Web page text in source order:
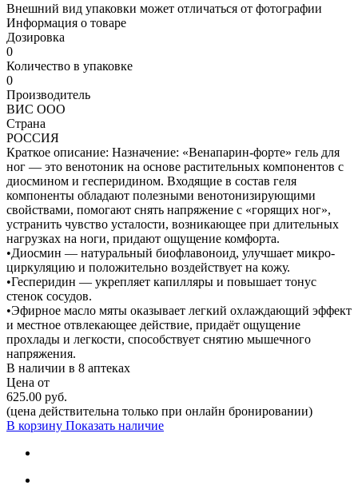
Внешний вид упаковки может отличаться от фотографии
Информация о товаре
Дозировка
0
Количество в упаковке
0
Производитель
ВИС ООО
Страна
РОССИЯ
Краткое описание: Назначение: «Венапарин-форте» гель для
ног — это венотоник на основе растительных компонентов с
диосмином и гесперидином. Входящие в состав геля
компоненты обладают полезными венотонизирующими
свойствами, помогают снять напряжение с «горящих ног»,
устранить чувство усталости, возникающее при длительных
нагрузках на ноги, придают ощущение комфорта.
•Диосмин — натуральный биофлавоноид, улучшает микро-
циркуляцию и положительно воздействует на кожу.
•Гесперидин — укрепляет капилляры и повышает тонус
стенок сосудов.
•Эфирное масло мяты оказывает легкий охлаждающий эффект
и местное отвлекающее действие, придаёт ощущение
прохлады и легкости, способствует снятию мышечного
напряжения.
В наличии в 8 аптеках
Цена от
625.00 руб.
(цена действительна только при онлайн бронировании)
В корзину Показать наличие